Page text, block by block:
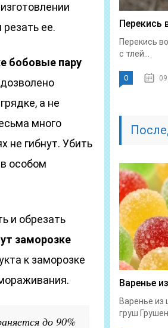
ее.
бобовые пару
а не
много
не гибнут. Убить
особом
и обрезать
заморозке
к заморозке
до 90%
Перекись
Перекись
с тлей...
0
Варенье
Варенье из
груш